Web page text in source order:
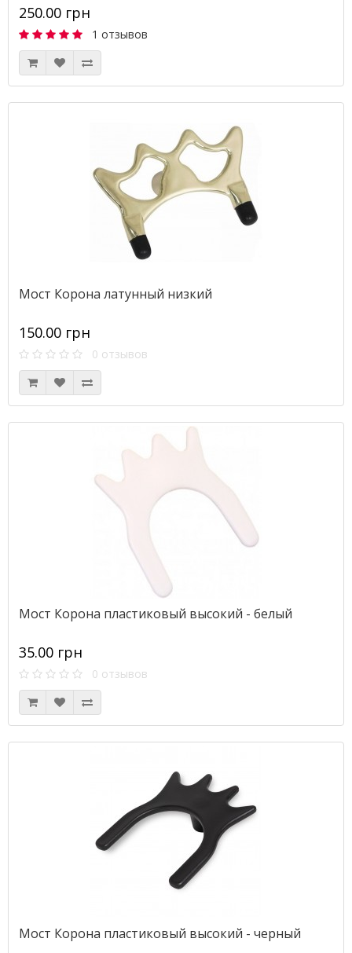
250.00 грн
1 отзывов
Мост Корона латунный низкий
150.00 грн
0 отзывов
Мост Корона пластиковый высокий - белый
35.00 грн
0 отзывов
Мост Корона пластиковый высокий - черный